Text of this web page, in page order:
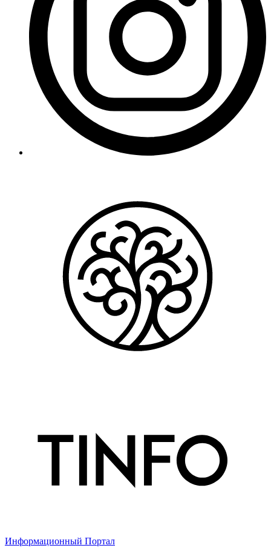
Информационный Портал